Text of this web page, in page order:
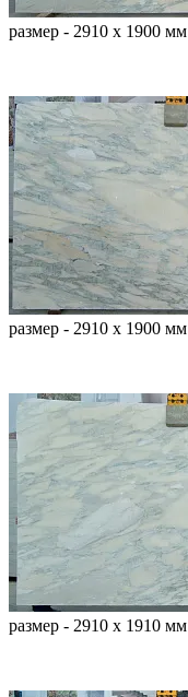
размер - 2910 х 1900 мм
размер - 2910 х 1900 мм
размер - 2910 х 1910 мм